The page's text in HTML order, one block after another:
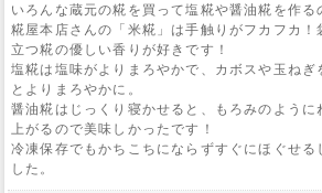
いろんな蔵元の糀を買って塩糀や醤油糀を作る
糀屋本店さんの「米糀」は手触りがフカフカ！
立つ糀の優しい香りが好きです！
塩糀は塩味がよりまろやかで、カボスや玉ねぎ
とよりまろやかに。
醤油糀はじっくり寝かせると、もろみのように
上がるので美味しかったです！
冷凍保存でもかちこちにならずすぐにほぐせる
した。